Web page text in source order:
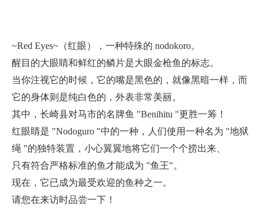
~Red Eyes~（红眼），一种特殊的 nodokoro。
醒目的大眼睛和鲜红的鳞片是大眼金枪鱼的标志。
当你注视它的时候，它的嘴是黑色的，就像黑暗一样，而
它的身体则是纯白色的，外表非常美丽。
其中，长崎县对马市的名牌鱼 "Benihitu "更胜一筹！
红眼睛是 "Nodoguro "中的一种，人们使用一种名为 "地狱
绳 "的独特装置，小心翼翼地将它们一个个捞出来、
只有符合严格标准的鱼才能成为 "鱼王"。
现在，它已成为最受欢迎的鱼种之一。
请您在来访时品尝一下！